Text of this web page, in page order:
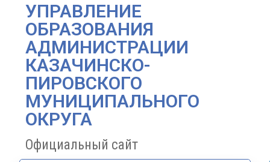
УПРАВЛЕНИЕ
ОБРАЗОВАНИЯ
АДМИНИСТРАЦИИ
КАЗАЧИНСКО-
ПИРОВСКОГО
МУНИЦИПАЛЬНОГО
ОКРУГА
Официальный сайт